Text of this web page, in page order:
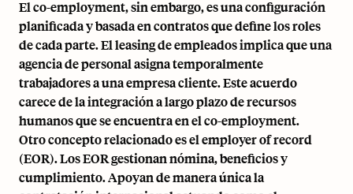
El co-employment, sin embargo, es una configuración
planificada y basada en contratos que define los roles
de cada parte. El leasing de empleados implica que una
agencia de personal asigna temporalmente
trabajadores a una empresa cliente. Este acuerdo
carece de la integración a largo plazo de recursos
humanos que se encuentra en el co-employment.
Otro concepto relacionado es el employer of record
(EOR). Los EOR gestionan nómina, beneficios y
cumplimiento. Apoyan de manera única la